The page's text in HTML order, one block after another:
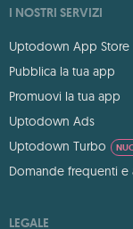
I NOSTRI SERVIZI
Uptodown App Store
Pubblica la tua app
Promuovi la tua app
Uptodown Ads
Uptodown Turbo
Domande frequenti e
LEGALE